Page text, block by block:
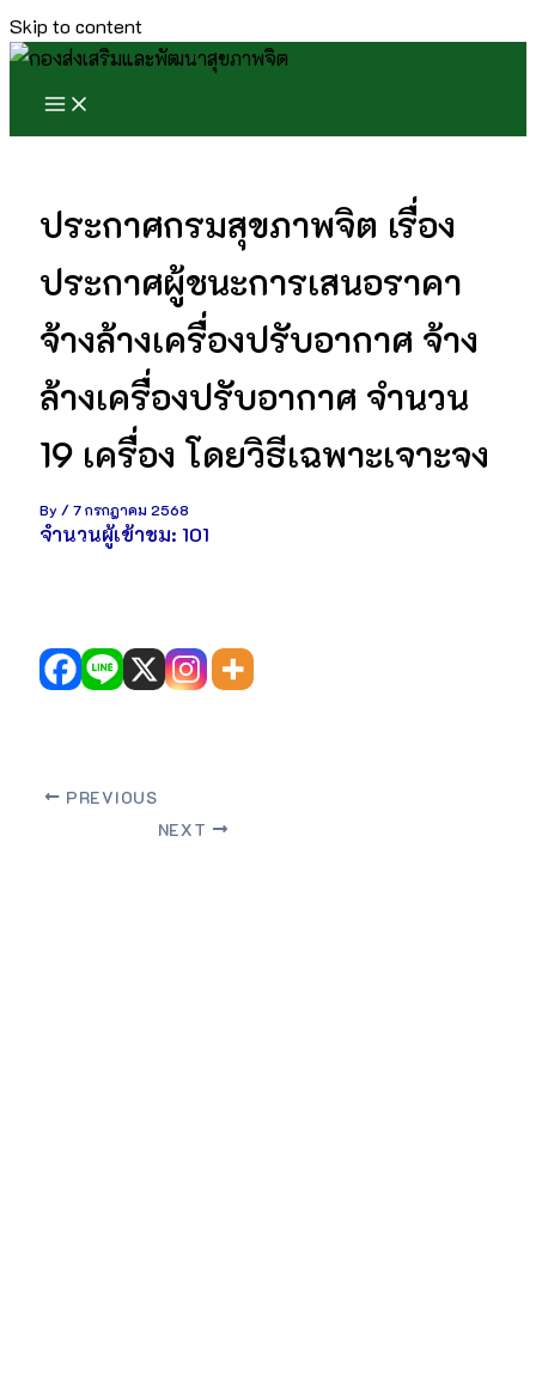
Skip to content
ประกาศกรมสุขภาพจิต เรื่อง
ประกาศผู้ชนะการเสนอราคา
จ้างล้างเครื่องปรับอากาศ จ้าง
ล้างเครื่องปรับอากาศ จำนวน
19 เครื่อง โดยวิธีเฉพาะเจาะจง
By /7 กรกฎาคม 2568
จำนวนผู้เข้าชม: 101
PREVIOUS
NEXT